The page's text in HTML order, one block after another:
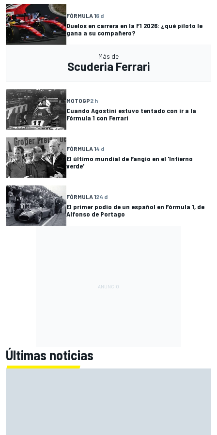
FÓRMULA 16 d
Duelos en carrera en la F1 2026: ¿qué piloto le
gana a su compañero?
Más de
Scuderia Ferrari
MOTOGP2 h
Cuando Agostini estuvo tentado con ir a la
Fórmula 1 con Ferrari
FÓRMULA 14 d
El último mundial de Fangio en el 'Infierno
verde'
FÓRMULA 124 d
El primer podio de un español en Fórmula 1, de
Alfonso de Portago
Últimas noticias